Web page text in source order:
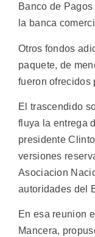
Banco de
la banca
Otros fondos
paquete, de
fueron ofrecidos
El trascendido
fluya la entrega
presidente
versiones
Asociacion
autoridades del
En esa reunion
Mancera,